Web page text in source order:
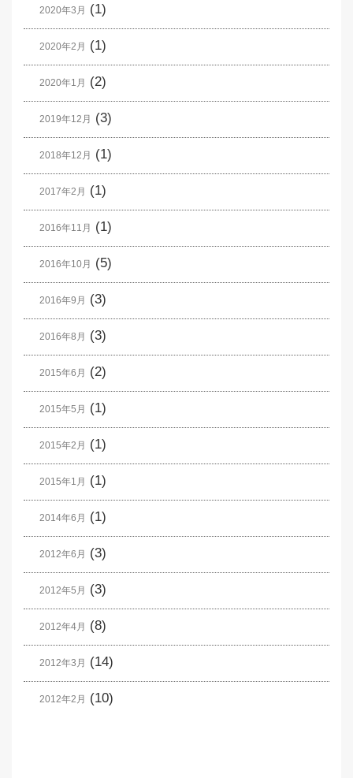
2020年3月 (1)
2020年2月 (1)
2020年1月 (2)
2019年12月 (3)
2018年12月 (1)
2017年2月 (1)
2016年11月 (1)
2016年10月 (5)
2016年9月 (3)
2016年8月 (3)
2015年6月 (2)
2015年5月 (1)
2015年2月 (1)
2015年1月 (1)
2014年6月 (1)
2012年6月 (3)
2012年5月 (3)
2012年4月 (8)
2012年3月 (14)
2012年2月 (10)